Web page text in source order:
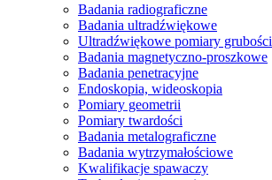
Badania radiograficzne
Badania ultradźwiękowe
Ultradźwiękowe pomiary grubości
Badania magnetyczno-proszkowe
Badania penetracyjne
Endoskopia, wideoskopia
Pomiary geometrii
Pomiary twardości
Badania metalograficzne
Badania wytrzymałościowe
Kwalifikacje spawaczy